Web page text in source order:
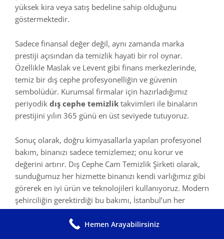
yüksek kira veya satış bedeline sahip olduğunu
göstermektedir.
Sadece finansal değer değil, aynı zamanda marka
prestiji açısından da temizlik hayati bir rol oynar.
Özellikle Maslak ve Levent gibi finans merkezlerinde,
temiz bir dış cephe profesyonelliğin ve güvenin
sembolüdür. Kurumsal firmalar için hazırladığımız
periyodik dış cephe temizlik takvimleri ile binaların
prestijini yılın 365 günü en üst seviyede tutuyoruz.
Sonuç olarak, doğru kimyasallarla yapılan profesyonel
bakım, binanızı sadece temizlemez; onu korur ve
değerini artırır. Dış Cephe Cam Temizlik Şirketi olarak,
sunduğumuz her hizmette binanızı kendi varlığımız gibi
görerek en iyi ürün ve teknolojileri kullanıyoruz. Modern
şehirciliğin gerektirdiği bu bakımı, İstanbul’un her
semtinde uzman kadromuzla hayata geçirmeye devam
Hemen Arayabilirsiniz